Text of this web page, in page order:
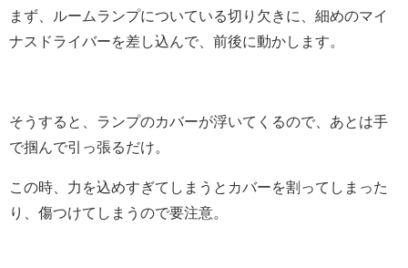
まず、ルームランプについている切り欠きに、細めのマイ
ナスドライバーを差し込んで、前後に動かします。
そうすると、ランプのカバーが浮いてくるので、あとは手
で掴んで引っ張るだけ。
この時、力を込めすぎてしまうとカバーを割ってしまった
り、傷つけてしまうので要注意。